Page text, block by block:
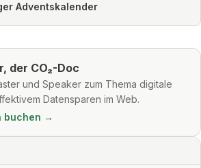
Adventskalender
der CO₂-Doc
und Speaker zum Thema digitale
Datensparen im Web.
buchen →